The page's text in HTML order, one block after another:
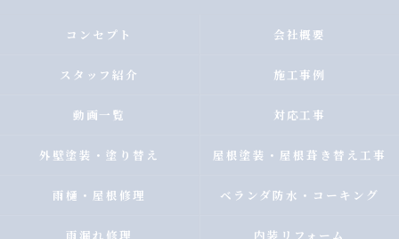
コンセプト 会社概要
スタッフ紹介 施工事例
動画一覧 対応工事
外壁塗装・塗り替え 屋根塗装・屋根葺き替え工事
雨樋・屋根修理 ベランダ防水・コーキング
雨漏れ修理 内装リフォーム